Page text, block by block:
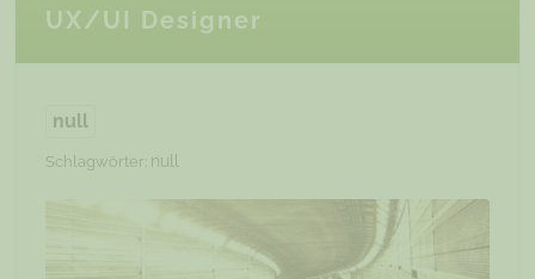
UX/UI Designer
null
Schlagwörter: null